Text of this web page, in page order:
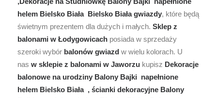
helem Bielsko Biała Bielsko Biała gwiazdy, które będą
świetnym prezentem dla dużych i małych. Sklep z
balonami w Łodygowicach posiada w sprzedaży
szeroki wybór balonów gwiazd w wielu kolorach. U
nas w sklepie z balonami w Jaworzu kupisz Dekoracje
balonowe na urodziny Balony Bajki napełnione
helem Bielsko Biała , ścianki dekoracyjne Balony